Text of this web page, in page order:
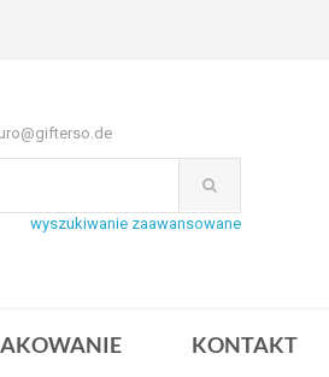
wyszukiwanie zaawansowane
KONTAKT